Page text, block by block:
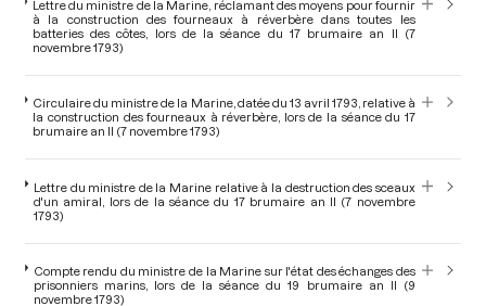
Lettre du ministre de la Marine, réclamant des moyens pour fournir
à la construction des fourneaux à réverbère dans toutes les
batteries des côtes, lors de la séance du 17 brumaire an II (7
novembre 1793)
Circulaire du ministre de la Marine, datée du 13 avril 1793, relative à
la construction des fourneaux à réverbère, lors de la séance du 17
brumaire an II (7 novembre 1793)
Lettre du ministre de la Marine relative à la destruction des sceaux
d'un amiral, lors de la séance du 17 brumaire an II (7 novembre
1793)
Compte rendu du ministre de la Marine sur l'état des échanges des
prisonniers marins, lors de la séance du 19 brumaire an II (9
novembre 1793)